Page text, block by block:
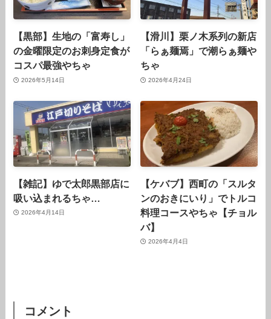
【黒部】生地の「富寿し」
の金曜限定のお刺身定食が
コスパ最強やちゃ
2026年5月14日
【滑川】栗ノ木系列の新店
「らぁ麺焉」で潮らぁ麺や
ちゃ
2026年4月24日
【雑記】ゆで太郎黒部店に
吸い込まれるちゃ…
2026年4月14日
【ケバブ】西町の「スルタ
ンのおきにいり」でトルコ
料理コースやちゃ【チョル
バ】
2026年4月4日
コメント